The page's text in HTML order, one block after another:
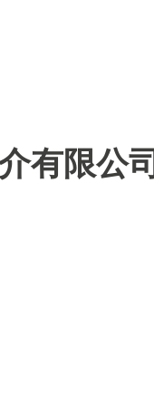
有限公